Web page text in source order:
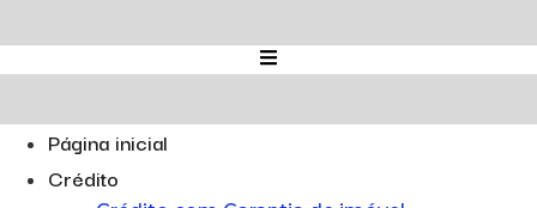
para
o
Página inicial
Crédito